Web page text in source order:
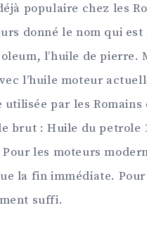
populaire chez les
donné le nom qui
l’huile de pierre.
l’huile moteur
utilisée par les
brut : Huile du petrole
les moteurs
la fin immédiate.
suffi.